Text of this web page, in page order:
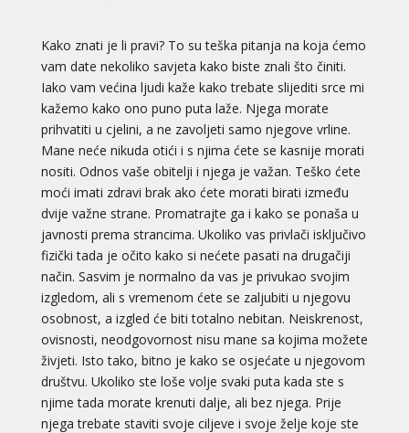
Kako znati je li pravi? To su teška pitanja na koja ćemo
vam date nekoliko savjeta kako biste znali što činiti.
Iako vam većina ljudi kaže kako trebate slijediti srce mi
kažemo kako ono puno puta laže. Njega morate
prihvatiti u cjelini, a ne zavoljeti samo njegove vrline.
Mane neće nikuda otići i s njima ćete se kasnije morati
nositi. Odnos vaše obitelji i njega je važan. Teško ćete
moći imati zdravi brak ako ćete morati birati između
dvije važne strane. Promatrajte ga i kako se ponaša u
javnosti prema strancima. Ukoliko vas privlači isključivo
fizički tada je očito kako si nećete pasati na drugačiji
način. Sasvim je normalno da vas je privukao svojim
izgledom, ali s vremenom ćete se zaljubiti u njegovu
osobnost, a izgled će biti totalno nebitan. Neiskrenost,
ovisnosti, neodgovornost nisu mane sa kojima možete
živjeti. Isto tako, bitno je kako se osjećate u njegovom
društvu. Ukoliko ste loše volje svaki puta kada ste s
njime tada morate krenuti dalje, ali bez njega. Prije
njega trebate staviti svoje ciljeve i svoje želje koje ste